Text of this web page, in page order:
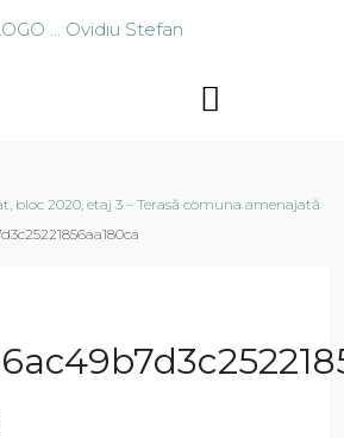
bloc 2020, etaj 3 – Terasă comuna amenajată